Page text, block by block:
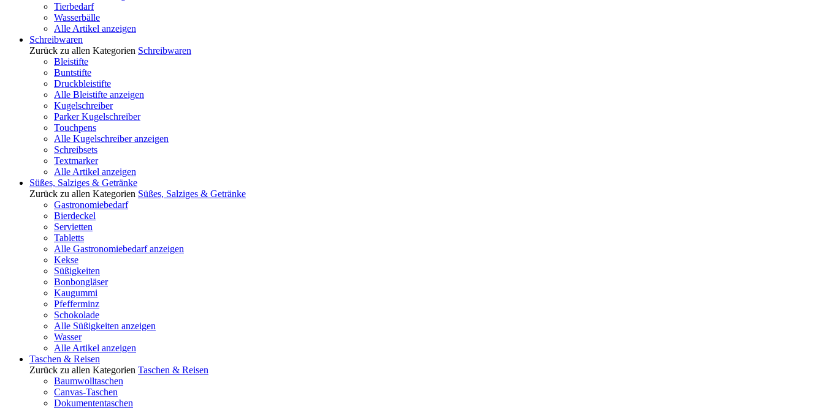
Tierbedarf
Wasserbälle
Alle Artikel anzeigen
Schreibwaren
Zurück zu allen Kategorien Schreibwaren
Bleistifte
Buntstifte
Druckbleistifte
Alle Bleistifte anzeigen
Kugelschreiber
Parker Kugelschreiber
Touchpens
Alle Kugelschreiber anzeigen
Schreibsets
Textmarker
Alle Artikel anzeigen
Süßes, Salziges & Getränke
Zurück zu allen Kategorien Süßes, Salziges & Getränke
Gastronomiebedarf
Bierdeckel
Servietten
Tabletts
Alle Gastronomiebedarf anzeigen
Kekse
Süßigkeiten
Bonbongläser
Kaugummi
Pfefferminz
Schokolade
Alle Süßigkeiten anzeigen
Wasser
Alle Artikel anzeigen
Taschen & Reisen
Zurück zu allen Kategorien Taschen & Reisen
Baumwolltaschen
Canvas-Taschen
Dokumententaschen